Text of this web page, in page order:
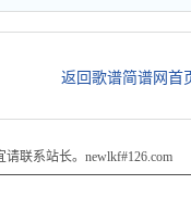
返回歌谱简谱网首
联系站长。newlkf#126.com